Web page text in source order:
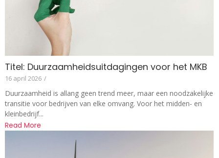
Titel: Duurzaamheidsuitdagingen voor het MKB
16 april 2026 /
Duurzaamheid is allang geen trend meer, maar een noodzakelijke
transitie voor bedrijven van elke omvang. Voor het midden- en
kleinbedrijf...
Read More